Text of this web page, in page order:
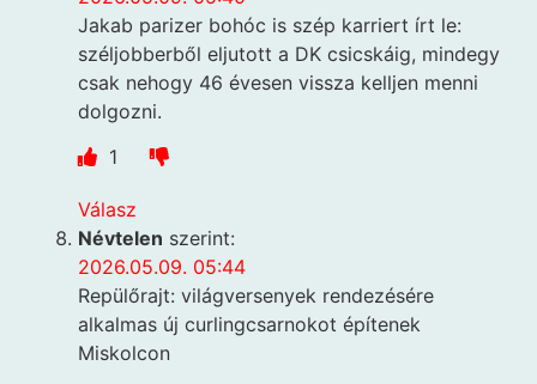
Jakab parizer bohóc is szép karriert írt le:
széljobberből eljutott a DK csicskáig, mindegy
csak nehogy 46 évesen vissza kelljen menni
dolgozni.
1
Válasz
Névtelen szerint:
2026.05.09. 05:44
Repülőrajt: világversenyek rendezésére
alkalmas új curlingcsarnokot építenek
Miskolcon